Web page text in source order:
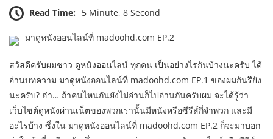
Read Time: 5 Minute, 8 Second
มาดูหนังออนไลน์ที่ madoohd.com EP.2
สวัสดีครับผมชาว ดูหนังออนไลน์ ทุกคน เป็นอย่างไรกันบ้างนะครับ ได้
อ่านบทความ มาดูหนังออนไลน์ที่ madoohd.com EP.1 ของผมกันรึยัง
นะครับ? ฮ่า… ถ้าคนไหนกันยังไม่อ่านก็ไปอ่านกันครับผม จะได้รู้ว่า
เว็บไซต์ดูหนังผ่านเน็ตของพวกเรานั้นมีหนังหรือซีรีส์กี่จำพวก และมี
อะไรบ้าง ซึ่งใน มาดูหนังออนไลน์ที่ madoohd.com EP.2 ก็จะมาบอก